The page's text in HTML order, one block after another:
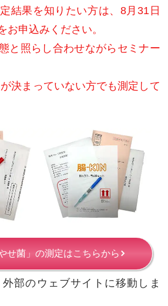
結果を知りたい方は、8月31日
お申込みください。
と照らし合わせながらセミナー
決まっていない方でも測定して
せ菌」の測定はこちらから
部のウェブサイトに移動しま